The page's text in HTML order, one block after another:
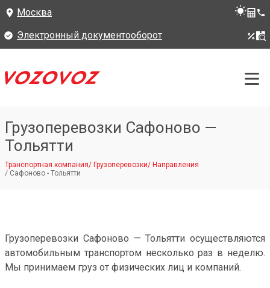
Москва
Электронный документооборот
Грузоперевозки Сафоново —
Тольятти
Транспортная компания/ Грузоперевозки/ Направления
/ Сафоново - Тольятти
Грузоперевозки Сафоново — Тольятти осуществляются
автомобильным транспортом несколько раз в неделю.
Мы принимаем груз от физических лиц и компаний.